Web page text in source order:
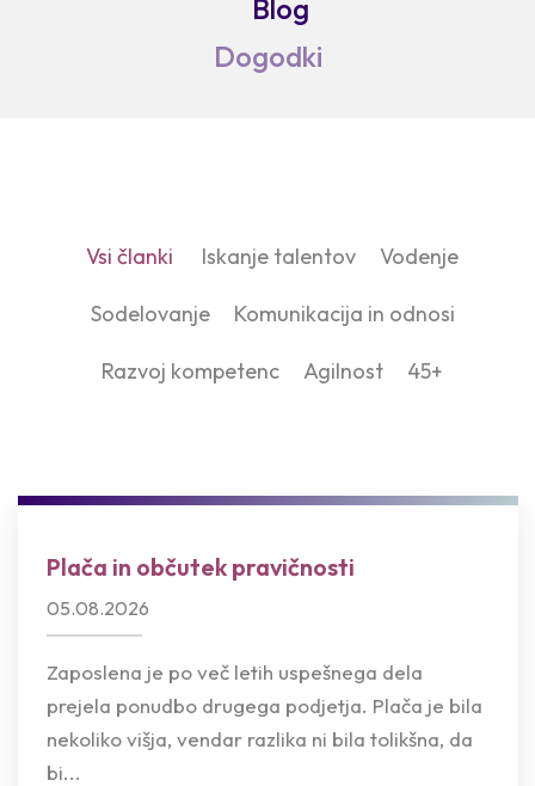
Blog
Dogodki
Vsi članki Iskanje talentov Vodenje
Sodelovanje Komunikacija in odnosi
Razvoj kompetenc Agilnost 45+
Plača in občutek pravičnosti
05.08.2026
Zaposlena je po več letih uspešnega dela
prejela ponudbo drugega podjetja. Plača je bila
nekoliko višja, vendar razlika ni bila tolikšna, da
bi...